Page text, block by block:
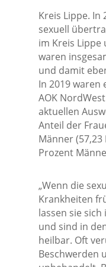
Kreis Lippe. In
sexuell
im Kreis Lippe
waren
und damit
In 2019 waren
AOK
aktuellen
Anteil der
Männer
Prozent
„Wenn die
Krankheiten
lassen sie
und sind in
heilbar. Oft
Beschwerden